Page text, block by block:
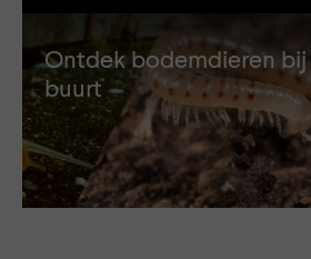
Ontdek bodemdieren bij
buurt